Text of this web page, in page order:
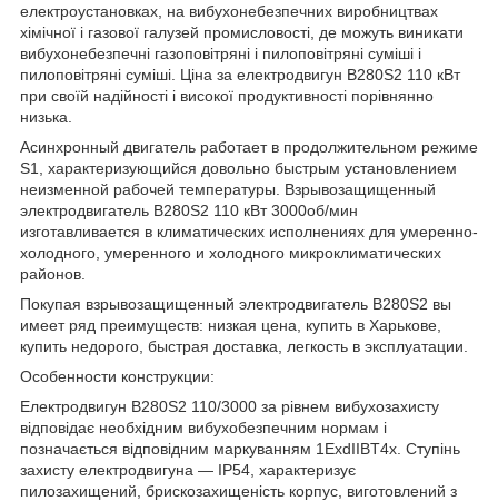
електроустановках, на вибухонебезпечних виробництвах
хімічної і газової галузей промисловості, де можуть виникати
вибухонебезпечні газоповітряні і пилоповітряні суміші і
пилоповітряні суміші. Ціна за електродвигун В280Ѕ2 110 кВт
при своїй надійності і високої продуктивності порівнянно
низька.
Асинхронный двигатель работает в продолжительном режиме
S1, характеризующийся довольно быстрым установлением
неизменной рабочей температуры. Взрывозащищенный
электродвигатель В280S2 110 кВт 3000об/мин
изготавливается в климатических исполнениях для умеренно-
холодного, умеренного и холодного микроклиматических
районов.
Покупая взрывозащищенный электродвигатель В280S2 вы
имеет ряд преимуществ: низкая цена, купить в Харькове,
купить недорого, быстрая доставка, легкость в эксплуатации.
Особенности конструкции:
Електродвигун В280Ѕ2 110/3000 за рівнем вибухозахисту
відповідає необхідним вибухобезпечним нормам і
позначається відповідним маркуванням 1ExdIIBT4х. Ступінь
захисту електродвигуна ― IP54, характеризує
пилозахищений, брискозахищеність корпус, виготовлений з